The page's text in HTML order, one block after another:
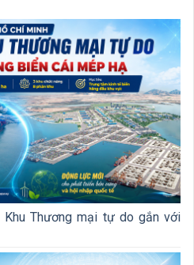
Khu Thương mại tự do gắn với